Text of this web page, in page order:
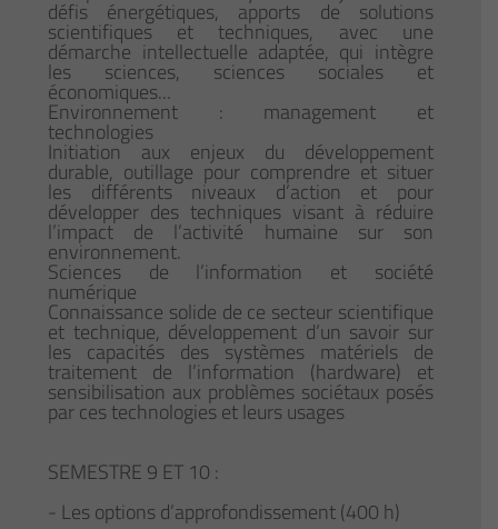
défis énergétiques, apports de solutions
scientifiques et techniques, avec une
démarche intellectuelle adaptée, qui intègre
les sciences, sciences sociales et
économiques...
Environnement : management et
technologies
Initiation aux enjeux du développement
durable, outillage pour comprendre et situer
les différents niveaux d’action et pour
développer des techniques visant à réduire
l’impact de l’activité humaine sur son
environnement.
Sciences de l’information et société
numérique
Connaissance solide de ce secteur scientifique
et technique, développement d’un savoir sur
les capacités des systèmes matériels de
traitement de l’information (hardware) et
sensibilisation aux problèmes sociétaux posés
par ces technologies et leurs usages
SEMESTRE 9 ET 10 :
- Les options d’approfondissement (400 h)